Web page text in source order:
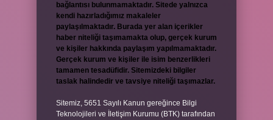
bağlantısı bulunmamaktadır. Sitede yalnızca
kendi hazırladığımız makaleler
paylaşılmaktadır. Burada yer alan içerikler
haber niteliği taşımamakta olup, gerçek kurum
ve kişiler hakkında paylaşım yapılmamaktadır.
Gerçek kurum ve kişiler ile isim benzerlikleri
tamamen tesadüfidir. Sitemizdeki bilgiler
taslak halindedir ve tavsiye niteliği taşımazlar.
Sitemiz, 5651 Sayılı Kanun gereğince Bilgi
Teknolojileri ve İletişim Kurumu (BTK) tarafından